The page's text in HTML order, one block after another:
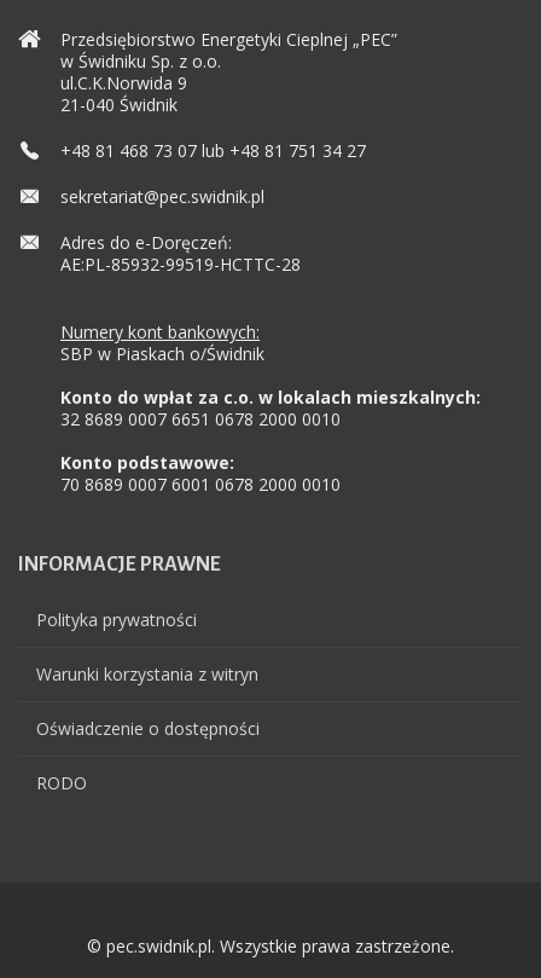
Przedsiębiorstwo Energetyki Cieplnej „PEC”
w Świdniku Sp. z o.o.
ul.C.K.Norwida 9
21-040 Świdnik
+48 81 468 73 07 lub +48 81 751 34 27
sekretariat@pec.swidnik.pl
Adres do e-Doręczeń:
AE:PL-85932-99519-HCTTC-28
Numery kont bankowych:
SBP w Piaskach o/Świdnik
Konto do wpłat za c.o. w lokalach mieszkalnych:
32 8689 0007 6651 0678 2000 0010
Konto podstawowe:
70 8689 0007 6001 0678 2000 0010
INFORMACJE PRAWNE
Polityka prywatności
Warunki korzystania z witryn
Oświadczenie o dostępności
RODO
© pec.swidnik.pl. Wszystkie prawa zastrzeżone.